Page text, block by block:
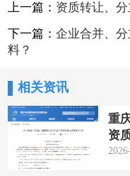
上一篇： 资质转让、
下一篇：企业合并、
料？
相关资讯
重
资